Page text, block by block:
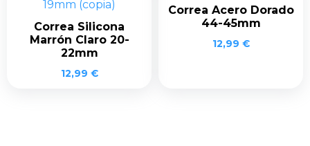
Correa Silicona
Marrón Claro 20-
22mm
12,99 €
Correa Acero Dorado
44-45mm
12,99 €